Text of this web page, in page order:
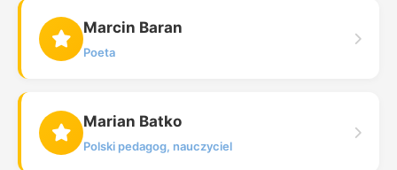
Marcin Baran
Poeta
Marian Batko
Polski pedagog, nauczyciel